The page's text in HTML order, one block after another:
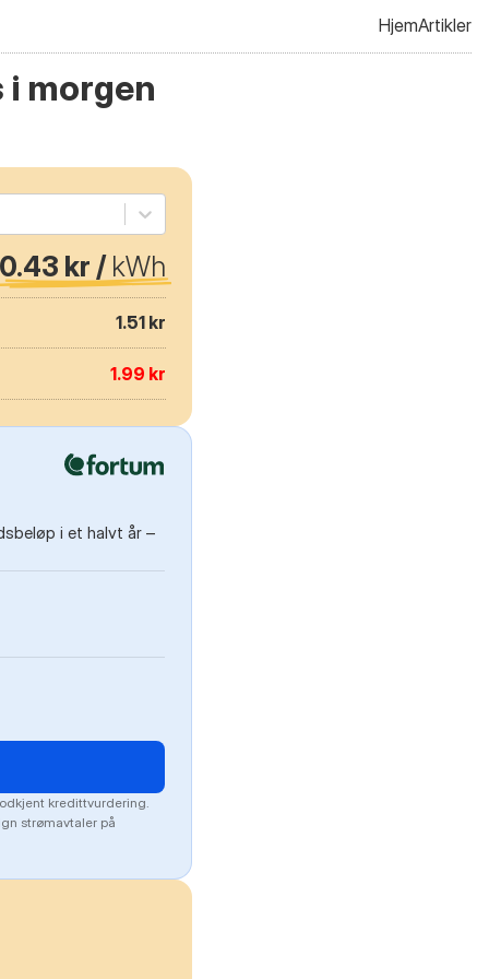
HjemArtikler
morgen
0.43 kr /kWh
1.51 kr
1.99 kr
i et halvt år –
kredittvurdering.
strømavtaler på